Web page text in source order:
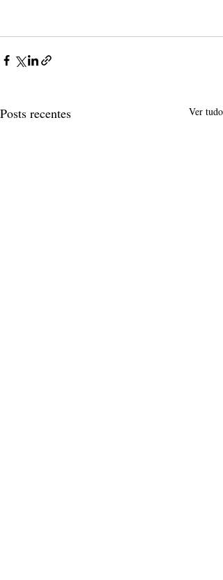
Posts recentes Ver tudo